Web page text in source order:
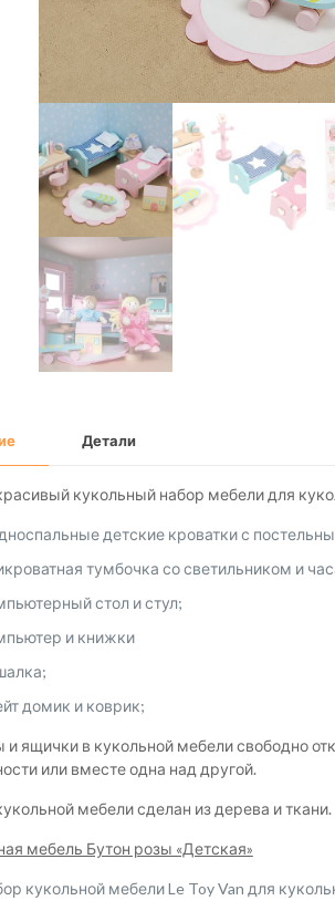
Детали
кукольный набор мебели для
детские кроватки с
тумбочка со светильником и
стол и стул;
и книжки
домик и коврик;
ящички в кукольной мебели свободно
или вместе одна над другой.
мебели сделан из дерева и
мебель Бутон розы «Детская»
кукольной мебели Le Toy Van для